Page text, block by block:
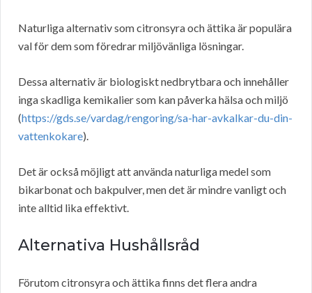
Naturliga alternativ som citronsyra och ättika är populära
val för dem som föredrar miljövänliga lösningar.
Dessa alternativ är biologiskt nedbrytbara och innehåller
inga skadliga kemikalier som kan påverka hälsa och miljö
(https://gds.se/vardag/rengoring/sa-har-avkalkar-du-din-
vattenkokare).
Det är också möjligt att använda naturliga medel som
bikarbonat och bakpulver, men det är mindre vanligt och
inte alltid lika effektivt.
Alternativa Hushållsråd
Förutom citronsyra och ättika finns det flera andra